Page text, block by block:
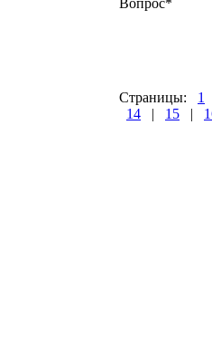
Страницы: 1
14 | 15 |